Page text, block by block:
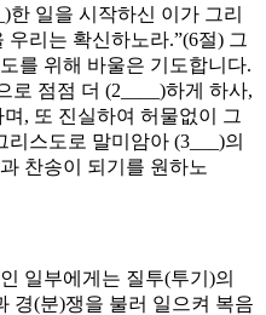
한 일을 시작하신 이가 그리
리는 확신하노라.”(6절) 그
를 위해 바울은 기도합니다.
로 점점 더 (2____)하게 하사,
, 또 진실하여 허물없이 그
스도로 말미암아 (3___)의
찬송이 되기를 원하노
일부에게는 질투(투기)의
경(분)쟁을 불러 일으켜 복음